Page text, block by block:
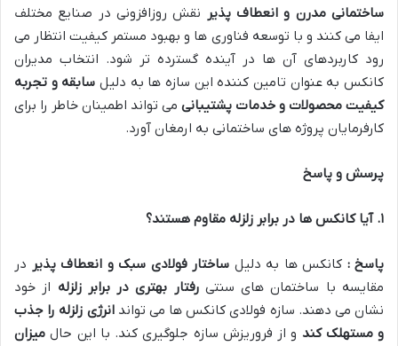
ساختمانی مدرن و انعطاف پذیر نقش روزافزونی در صنایع مختلف
ایفا می کنند و با توسعه فناوری ها و بهبود مستمر کیفیت انتظار می
رود کاربردهای آن ها در آینده گسترده تر شود. انتخاب مدیران
کانکس به عنوان تامین کننده این سازه ها به دلیل سابقه و تجربه
کیفیت محصولات و خدمات پشتیبانی می تواند اطمینان خاطر را برای
کارفرمایان پروژه های ساختمانی به ارمغان آورد.
پرسش و پاسخ
۱.آیا کانکس ها در برابر زلزله مقاوم هستند؟
پاسخ : کانکس ها به دلیل ساختار فولادی سبک و انعطاف پذیر در
مقایسه با ساختمان های سنتیرفتار بهتری در برابر زلزله از خود
نشان می دهند. سازه فولادی کانکس ها می تواندانرژی زلزله را جذب
و مستهلک کند و از فروریزش سازه جلوگیری کند. با این حال میزان